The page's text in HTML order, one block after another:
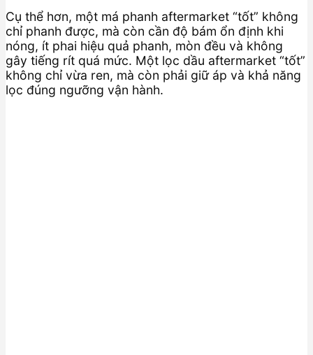
Cụ thể hơn, một má phanh aftermarket “tốt” không
chỉ phanh được, mà còn cần độ bám ổn định khi
nóng, ít phai hiệu quả phanh, mòn đều và không
gây tiếng rít quá mức. Một lọc dầu aftermarket “tốt”
không chỉ vừa ren, mà còn phải giữ áp và khả năng
lọc đúng ngưỡng vận hành.